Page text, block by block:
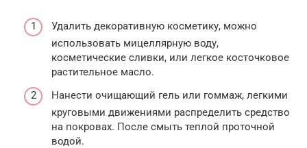
Удалить декоративную косметику, можно
использовать мицеллярную воду,
косметические сливки, или легкое косточковое
растительное масло.
Нанести очищающий гель или гоммаж, легкими
круговыми движениями распределить средство
на покровах. После смыть теплой проточной
водой.